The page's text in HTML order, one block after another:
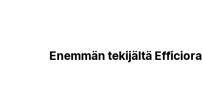
Enemmän tekijältä Efficiora